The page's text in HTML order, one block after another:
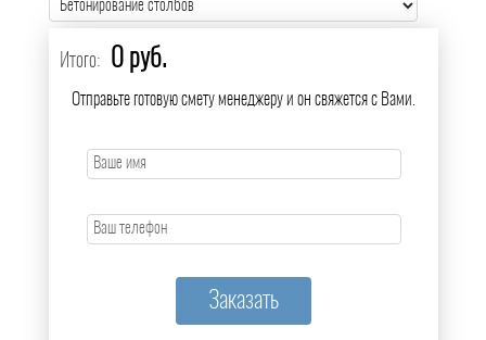
Итого: 0 руб.
Отправьте готовую смету менеджеру и он свяжется с Вами.